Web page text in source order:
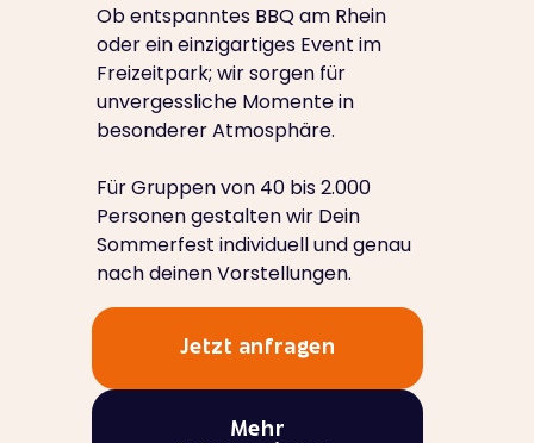
Ob entspanntes BBQ am Rhein
oder ein einzigartiges Event im
Freizeitpark; wir sorgen für
unvergessliche Momente in
besonderer Atmosphäre.
Für Gruppen von 40 bis 2.000
Personen gestalten wir Dein
Sommerfest individuell und genau
nach deinen Vorstellungen.
Jetzt anfragen
Mehr